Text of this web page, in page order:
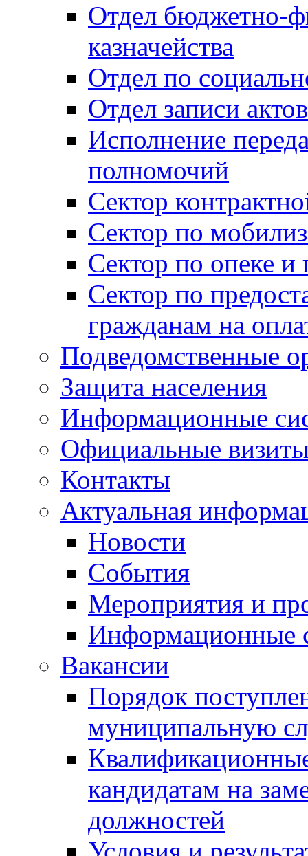
Отдел бюджетно-
казначейства
Отдел по
Отдел записи
Исполнение
полномочий
Сектор
Сектор по
Сектор по опеке и
Сектор по
гражданам на
Подведомственные
Защита населения
Информационные
Официальные
Контакты
Актуальная
Новости
События
Мероприятия и
Информационные
Вакансии
Порядок
муниципальную
кандидатам на
должностей